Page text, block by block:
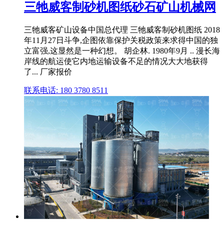
三牠威客制砂机图纸砂石矿山机械网
三牠威客矿山设备中国总代理 三牠威客制砂机图纸 2018
年11月27日斗争,企图依靠保护关税政策来求得中国的独
立富强,这显然是一种幻想。 胡企林. 1980年9月 .. 漫长海
岸线的航运使它内地运输设备不足的情况大大地获得
了... 厂家报价
联系电话: 180 3780 8511